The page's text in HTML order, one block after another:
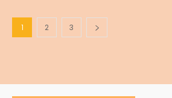
1 2 3